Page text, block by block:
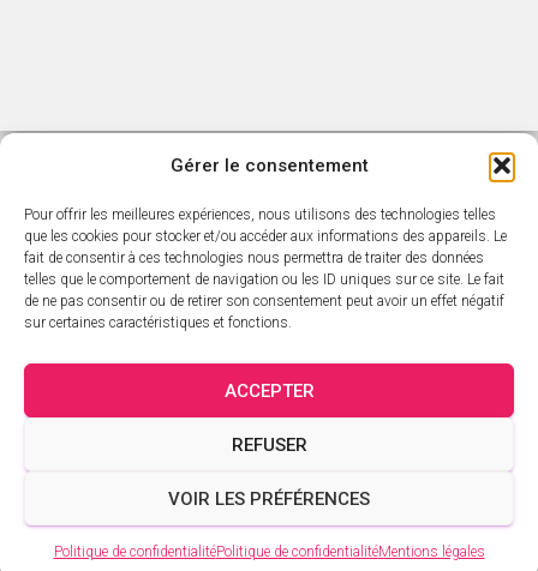
Gérer le consentement
Pour offrir les meilleures expériences, nous utilisons des technologies telles
que les cookies pour stocker et/ou accéder aux informations des appareils. Le
fait de consentir à ces technologies nous permettra de traiter des données
telles que le comportement de navigation ou les ID uniques sur ce site. Le fait
de ne pas consentir ou de retirer son consentement peut avoir un effet négatif
sur certaines caractéristiques et fonctions.
ACCEPTER
REFUSER
VOIR LES PRÉFÉRENCES
Politique de confidentialitéPolitique de confidentialitéMentions légales
ACCUEIL L’ACTUALITÉ SARAVAH
CATALOGUE SARAVAH LES ARTISTES